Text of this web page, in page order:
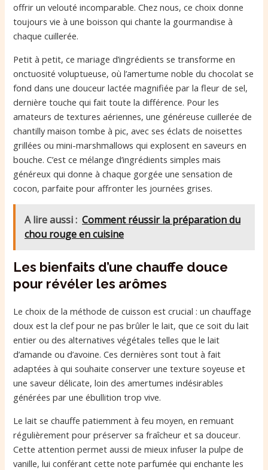
offrir un velouté incomparable. Chez nous, ce choix donne
toujours vie à une boisson qui chante la gourmandise à
chaque cuillerée.
Petit à petit, ce mariage d’ingrédients se transforme en
onctuosité voluptueuse, où l’amertume noble du chocolat se
fond dans une douceur lactée magnifiée par la fleur de sel,
dernière touche qui fait toute la différence. Pour les
amateurs de textures aériennes, une généreuse cuillerée de
chantilly maison tombe à pic, avec ses éclats de noisettes
grillées ou mini-marshmallows qui explosent en saveurs en
bouche. C’est ce mélange d’ingrédients simples mais
généreux qui donne à chaque gorgée une sensation de
cocon, parfaite pour affronter les journées grises.
A lire aussi : Comment réussir la préparation du
chou rouge en cuisine
Les bienfaits d’une chauffe douce
pour révéler les arômes
Le choix de la méthode de cuisson est crucial : un chauffage
doux est la clef pour ne pas brûler le lait, que ce soit du lait
entier ou des alternatives végétales telles que le lait
d’amande ou d’avoine. Ces dernières sont tout à fait
adaptées à qui souhaite conserver une texture soyeuse et
une saveur délicate, loin des amertumes indésirables
générées par une ébullition trop vive.
Le lait se chauffe patiemment à feu moyen, en remuant
régulièrement pour préserver sa fraîcheur et sa douceur.
Cette attention permet aussi de mieux infuser la pulpe de
vanille, lui conférant cette note parfumée qui enchante les